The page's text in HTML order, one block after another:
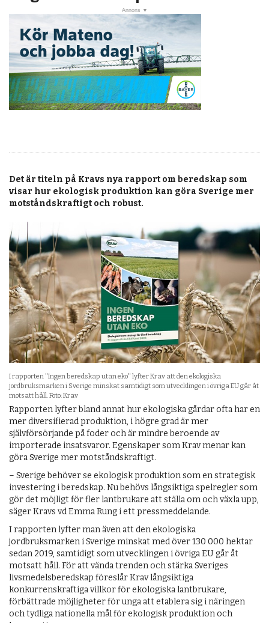
Läsartoppen
RSS-flöde
OPINION
KALENDER
JOBB
ANNONSERA
PRENUMERERA
OM OSS
Det är titeln på Kravs nya rapport om beredskap som
visar hur ekologisk produktion kan göra Sverige mer
motståndskraftigt och robust.
I rapporten "Ingen beredskap utan eko" lyfter Krav att den ekologiska
jordbruksmarken i Sverige minskat samtidigt som utvecklingen i övriga EU går åt
motsatt håll. Foto: Krav
Rapporten lyfter bland annat hur ekologiska gårdar ofta har en
mer diversifierad produktion, i högre grad är mer
självförsörjande på foder och är mindre beroende av
importerade insatsvaror. Egenskaper som Krav menar kan
göra Sverige mer motståndskraftigt.
– Sverige behöver se ekologisk produktion som en strategisk
investering i beredskap. Nu behövs långsiktiga spelregler som
gör det möjligt för fler lantbrukare att ställa om och växla upp,
säger Kravs vd Emma Rung i ett pressmeddelande.
I rapporten lyfter man även att den ekologiska
jordbruksmarken i Sverige minskat med över 130 000 hektar
sedan 2019, samtidigt som utvecklingen i övriga EU går åt
motsatt håll. För att vända trenden och stärka Sveriges
livsmedelsberedskap föreslår Krav långsiktiga
konkurrenskraftiga villkor för ekologiska lantbrukare,
förbättrade möjligheter för unga att etablera sig i näringen
och tydliga nationella mål för ekologisk produktion och